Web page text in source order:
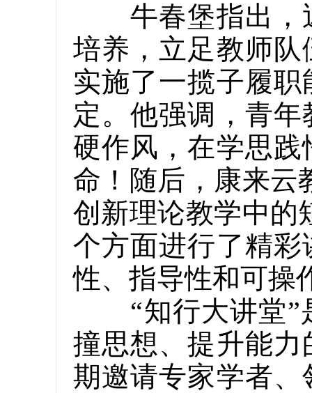
牛春堡指出，近
培养，立足教师
实施了一揽子履
定。他强调，青
硬作风，在学思
命！随后，康来云
创新理论教学中的
个方面进行了精
性、指导性和可操
“知行大讲堂”
撞思想、提升能
期邀请专家学者